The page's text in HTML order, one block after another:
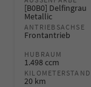
[B0B0] Delfingrau
Metallic
ANTRIEBSACHSE
Frontantrieb
HUBRAUM
1.498 ccm
KILOMETERSTAND
20 km